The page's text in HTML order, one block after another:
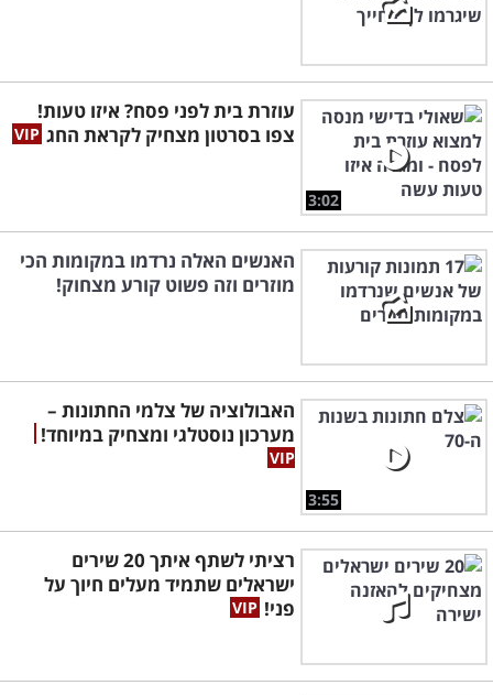
3:02
עוזרת בית לפני פסח? איזו טעות!
צפו בסרטון מצחיק לקראת החג
האנשים האלה נרדמו במקומות הכי
מוזרים וזה פשוט קורע מצחוק!
3:55
האבולוציה של צלמי החתונות –
מערכון נוסטלגי ומצחיק במיוחד!
רציתי לשתף איתך 20 שירים
ישראלים שתמיד מעלים חיוך על
פני!